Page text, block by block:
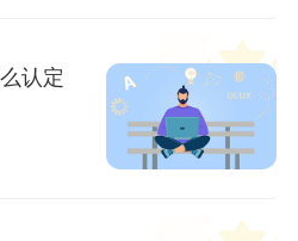
认定